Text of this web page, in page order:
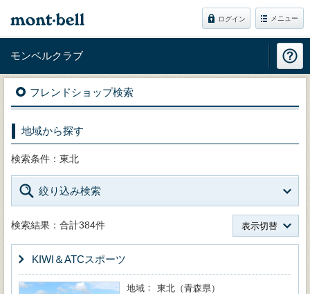
ログイン メニュー
モンベルクラブ
フレンドショップ検索
地域から探す
検索条件：東北
絞り込み検索
検索結果：合計384件 表示切替
KIWI＆ATCスポーツ
地域 東北（青森県）